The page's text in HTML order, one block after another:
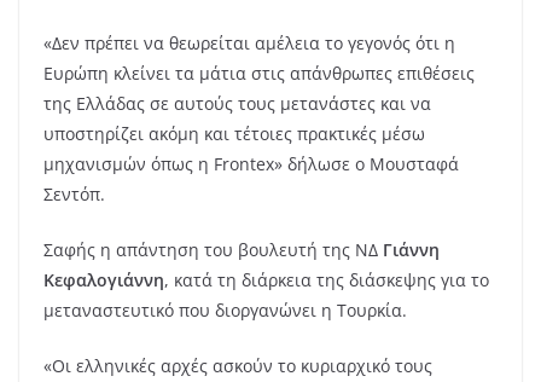
«Δεν πρέπει να θεωρείται αμέλεια το γεγονός ότι η
Ευρώπη κλείνει τα μάτια στις απάνθρωπες επιθέσεις
της Ελλάδας σε αυτούς τους μετανάστες και να
υποστηρίζει ακόμη και τέτοιες πρακτικές μέσω
μηχανισμών όπως η Frontex» δήλωσε ο Μουσταφά
Σεντόπ.
Σαφής η απάντηση του βουλευτή της ΝΔ Γιάννη
Κεφαλογιάννη, κατά τη διάρκεια της διάσκεψης για το
μεταναστευτικό που διοργανώνει η Τουρκία.
«Οι ελληνικές αρχές ασκούν το κυριαρχικό τους